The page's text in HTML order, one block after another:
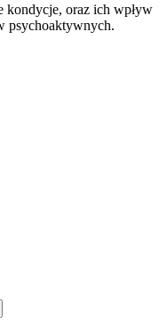
kondycje, oraz ich wpływ
psychoaktywnych.